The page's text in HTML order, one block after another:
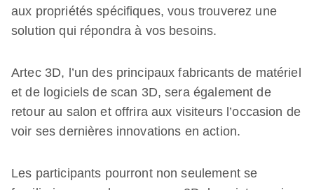
aux propriétés spécifiques, vous trouverez une
solution qui répondra à vos besoins.
Artec 3D, l’un des principaux fabricants de matériel
et de logiciels de scan 3D, sera également de
retour au salon et offrira aux visiteurs l’occasion de
voir ses dernières innovations en action.
Les participants pourront non seulement se